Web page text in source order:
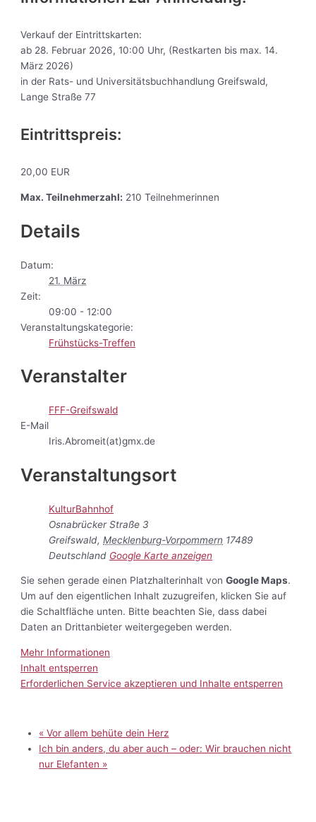
Verkauf der Eintrittskarten:
ab 28. Februar 2026, 10:00 Uhr, (Restkarten bis max. 14.
März 2026)
in der Rats- und Universitätsbuchhandlung Greifswald,
Lange Straße 77
Eintrittspreis:
20,00 EUR
Max. Teilnehmerzahl: 210 Teilnehmerinnen
Details
Datum:
21. März
Zeit:
09:00 - 12:00
Veranstaltungskategorie:
Frühstücks-Treffen
Veranstalter
FFF-Greifswald
E-Mail
Iris.Abromeit(at)gmx.de
Veranstaltungsort
KulturBahnhof
Osnabrücker Straße 3
Greifswald, Mecklenburg-Vorpommern 17489
Deutschland Google Karte anzeigen
Sie sehen gerade einen Platzhalterinhalt vonGoogle Maps.
Um auf den eigentlichen Inhalt zuzugreifen, klicken Sie auf
die Schaltfläche unten. Bitte beachten Sie, dass dabei
Daten an Drittanbieter weitergegeben werden.
Mehr Informationen
Inhalt entsperren
Erforderlichen Service akzeptieren und Inhalte entsperren
« Vor allem behüte dein Herz
Ich bin anders, du aber auch – oder: Wir brauchen nicht
nur Elefanten »